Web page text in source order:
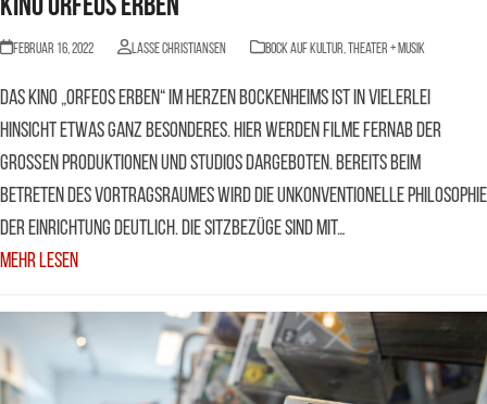
Kino Orfeos Erben
Februar 16, 2022 Lasse Christiansen BOCK AUF KULTUR,Theater + Musik
Das Kino „Orfeos Erben“ im Herzen Bockenheims ist in vielerlei
Hinsicht etwas ganz besonderes. Hier werden Filme fernab der
großen Produktionen und Studios dargeboten. Bereits beim
Betreten des Vortragsraumes wird die unkonventionelle Philosophie
der Einrichtung deutlich. Die Sitzbezüge sind mit…
Mehr Lesen